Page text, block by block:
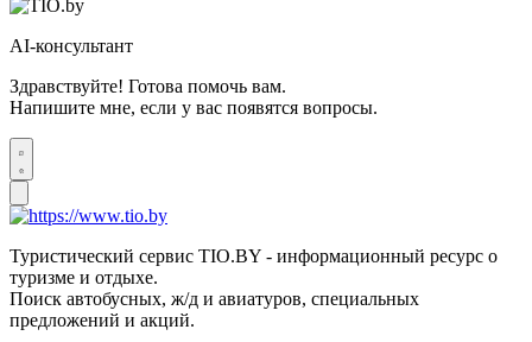
AI-консультант
Здравствуйте! Готова помочь вам.
Напишите мне, если у вас появятся вопросы.
Туристический сервис TIO.BY - информационный ресурс о
туризме и отдыхе.
Поиск автобусных, ж/д и авиатуров, специальных
предложений и акций.